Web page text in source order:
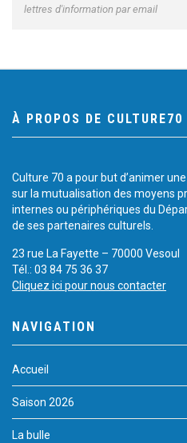
lettres d'information par email
À PROPOS DE CULTURE70
Culture 70 a pour but d’animer
sur la mutualisation des moyens
internes ou périphériques du
de ses partenaires culturels.
23 rue La Fayette – 70000 Vesoul
Tél.: 03 84 75 36 37
Cliquez ici pour nous contacter
NAVIGATION
Accueil
Saison 2026
La bulle